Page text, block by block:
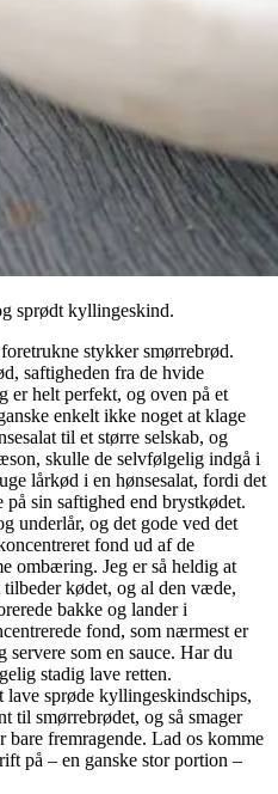
sprødt kyllingeskind.
stykker smørrebrød.
saftigheden fra de hvide
er helt perfekt, og oven på et
enkelt ikke noget at klage
til et større selskab, og
skulle de selvfølgelig indgå i
lårkød i en hønsesalat, fordi det
sin saftighed end brystkødet.
underlår, og det gode ved det
fond ud af de
ombæring. Jeg er så heldig at
kødet, og al den væde,
bakke og lander i
fond, som nærmest er
som en sauce. Har du
stadig lave retten.
sprøde kyllingeskindschips,
til smørrebrødet, og så smager
fremragende. Lad os komme
på – en ganske stor portion –